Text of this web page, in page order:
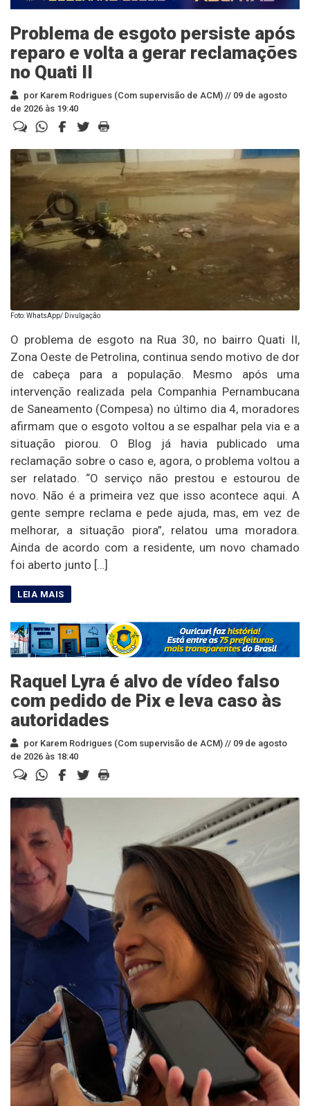
Problema de esgoto persiste após
reparo e volta a gerar reclamações
no Quati II
por Karem Rodrigues (Com supervisão de ACM) // 09 de agosto
de 2026 às 19:40
Foto: WhatsApp/ Divulgação
O problema de esgoto na Rua 30, no bairro Quati II,
Zona Oeste de Petrolina, continua sendo motivo de dor
de cabeça para a população. Mesmo após uma
intervenção realizada pela Companhia Pernambucana
de Saneamento (Compesa) no último dia 4, moradores
afirmam que o esgoto voltou a se espalhar pela via e a
situação piorou. O Blog já havia publicado uma
reclamação sobre o caso e, agora, o problema voltou a
ser relatado. “O serviço não prestou e estourou de
novo. Não é a primeira vez que isso acontece aqui. A
gente sempre reclama e pede ajuda, mas, em vez de
melhorar, a situação piora”, relatou uma moradora.
Ainda de acordo com a residente, um novo chamado
foi aberto junto […]
Raquel Lyra é alvo de vídeo falso
com pedido de Pix e leva caso às
autoridades
por Karem Rodrigues (Com supervisão de ACM) // 09 de agosto
de 2026 às 18:40